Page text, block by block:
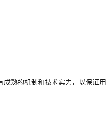
熟的机制和技术实力，以保证